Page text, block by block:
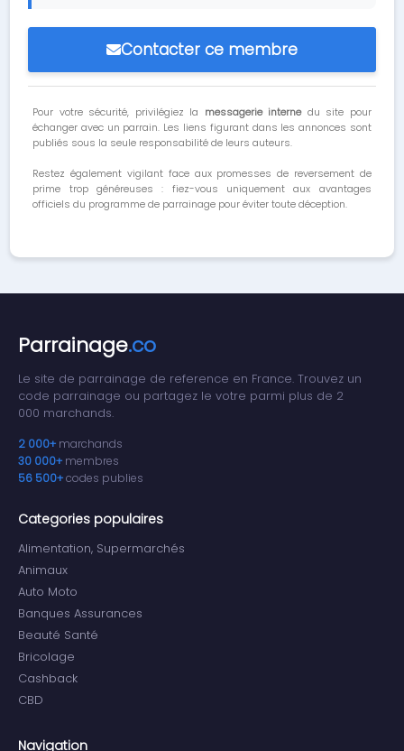
Contacter ce membre
Pour votre sécurité, privilégiez la messagerie internedu site pour
échanger avec un parrain. Les liens figurant dans les annonces sont
publiés sous la seule responsabilité de leurs auteurs.
Restez également vigilant face aux promesses de reversement de
prime trop généreuses : fiez-vous uniquement aux avantages
officiels du programme de parrainage pour éviter toute déception.
Parrainage.co
Le site de parrainage de reference en France. Trouvez un
code parrainage ou partagez le votre parmi plus de 2
000 marchands.
2 000+ marchands
30 000+ membres
56 500+codes publies
Categories populaires
Alimentation, Supermarchés
Animaux
Auto Moto
Banques Assurances
Beauté Santé
Bricolage
Cashback
CBD
Navigation